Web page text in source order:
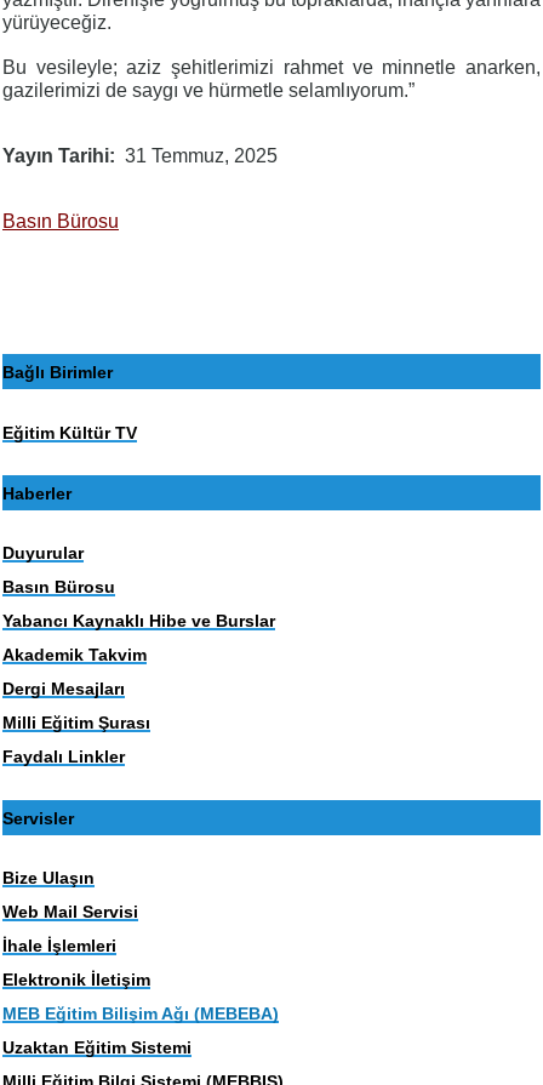
yürüyeceğiz.
Bu vesileyle; aziz şehitlerimizi rahmet ve minnetle anarken,
gazilerimizi de saygı ve hürmetle selamlıyorum.”
Yayın Tarihi 31 Temmuz, 2025
Basın Bürosu
Bağlı Birimler
Eğitim Kültür TV
Haberler
Duyurular
Basın Bürosu
Yabancı Kaynaklı Hibe ve Burslar
Akademik Takvim
Dergi Mesajları
Milli Eğitim Şurası
Faydalı Linkler
Servisler
Bize Ulaşın
Web Mail Servisi
İhale İşlemleri
Elektronik İletişim
MEB Eğitim Bilişim Ağı (MEBEBA)
Uzaktan Eğitim Sistemi
Milli Eğitim Bilgi Sistemi (MEBBIS)